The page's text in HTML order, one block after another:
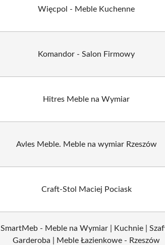
Więcpol - Meble Kuchenne
Komandor - Salon Firmowy
Hitres Meble na Wymiar
Avles Meble. Meble na wymiar Rzeszów
Craft-Stol Maciej Pociask
SmartMeb - Meble na Wymiar | Kuchnie |
Garderoba | Meble Łazienkowe - Rzeszów